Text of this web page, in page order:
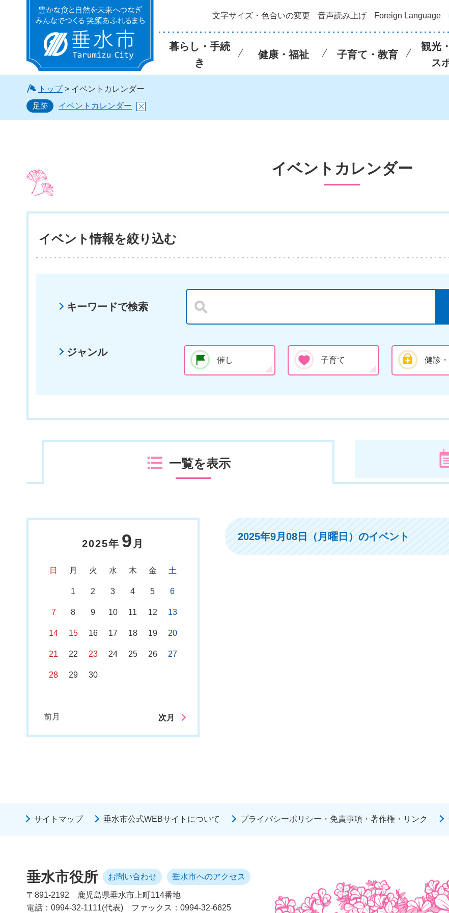
垂水市 文字サイズ・色合いの変更 音声読み上げ Foreign Language
暮らし・手続
き
健康・福祉 子育て・教育
観光
ス
トップ> イベントカレンダー
足跡
イベントカレンダー
イベントカレンダー
イベント情報を絞り込む
キーワードで検索
ジャンル
催し 子育て 健診
一覧を表示
2025年 9 月
日 月 火 水 木 金 土
1 2 3 4 5 6
7 8 9 10 11 12 13
14 15 16 17 18 19 20
21 22 23 24 25 26 27
28 29 30
前月 次月
2025年9月08日（月曜日）のイベント
サイトマップ 垂水市公式WEBサイトについて プライバシーポリシー・免責事項・著作権・リンク
垂水市役所 お問い合わせ 垂水市へのアクセス
〒891-2192
鹿児島県垂水市上町114番地
電話：0994-32-1111(代表)
ファックス：0994-32-6625